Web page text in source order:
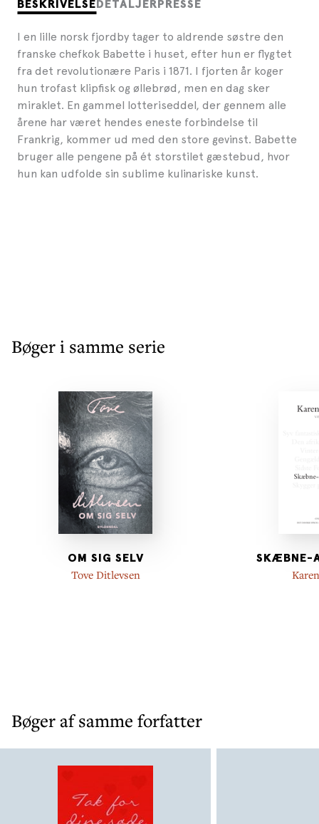
BESKRIVELSE DETALJER PRESSE
I en lille norsk fjordby tager to aldrende søstre den
franske chefkok Babette i huset, efter hun er flygtet
fra det revolutionære Paris i 1871. I fjorten år koger
hun trofast klipfisk og øllebrød, men en dag sker
miraklet. En gammel lotteriseddel, der gennem alle
årene har været hendes eneste forbindelse til
Frankrig, kommer ud med den store gevinst. Babette
bruger alle pengene på ét storstilet gæstebud, hvor
hun kan udfolde sin sublime kulinariske kunst.
Bøger i samme serie
OM SIG SELV
Tove Ditlevsen
SKÆBNE-
Bøger af samme forfatter